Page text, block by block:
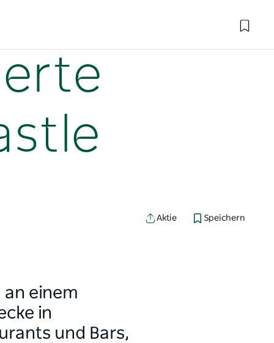
Aktie Speichern
einem
in
und Bars,